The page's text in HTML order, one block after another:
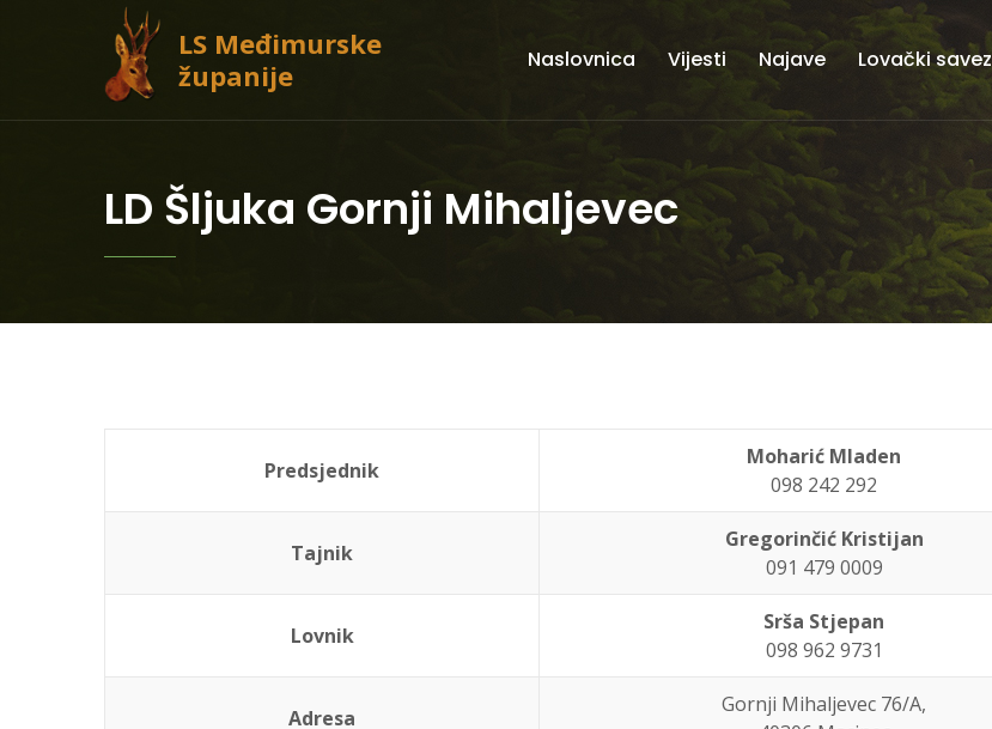
LS Međimurske
županije
Naslovnica Vijesti Najave Lovački savez
LD Šljuka Gornji Mihaljevec
Predsjednik
Moharić Mladen
098 242 292
Tajnik
Gregorinčić Kristijan
091 479 0009
Lovnik
Srša Stjepan
098 962 9731
Adresa
Gornji Mihaljevec 76/A,